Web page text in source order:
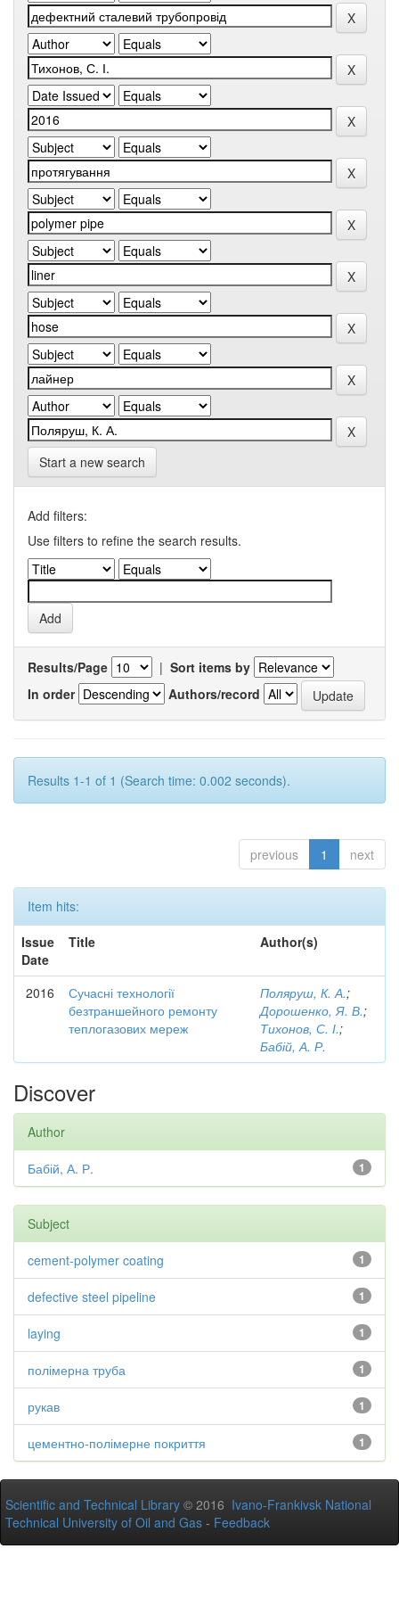
Start a new search
Add filters:
Use filters to refine the search results.
Results/Page | Sort items by
In order
Authors/record
Results 1-1 of 1 (Search time: 0.002 seconds).
previous 1 next
Item hits:
Issue
Date
Title Author(s)
2016
Сучасні технології
безтраншейного ремонту
теплогазових мереж
Поляруш, К. А.;
Дорошенко, Я. В.;
Тихонов, С. І.;
Бабій, А. Р.
Discover
Author
1
Бабій, А. Р.
Subject
1
cement-polymer coating
1
defective steel pipeline
1
laying
1
полімерна труба
1
рукав
1
цементно-полімерне покриття
Scientific and Technical Library © 2016 Ivano-Frankivsk National
Technical University of Oil and Gas - Feedback